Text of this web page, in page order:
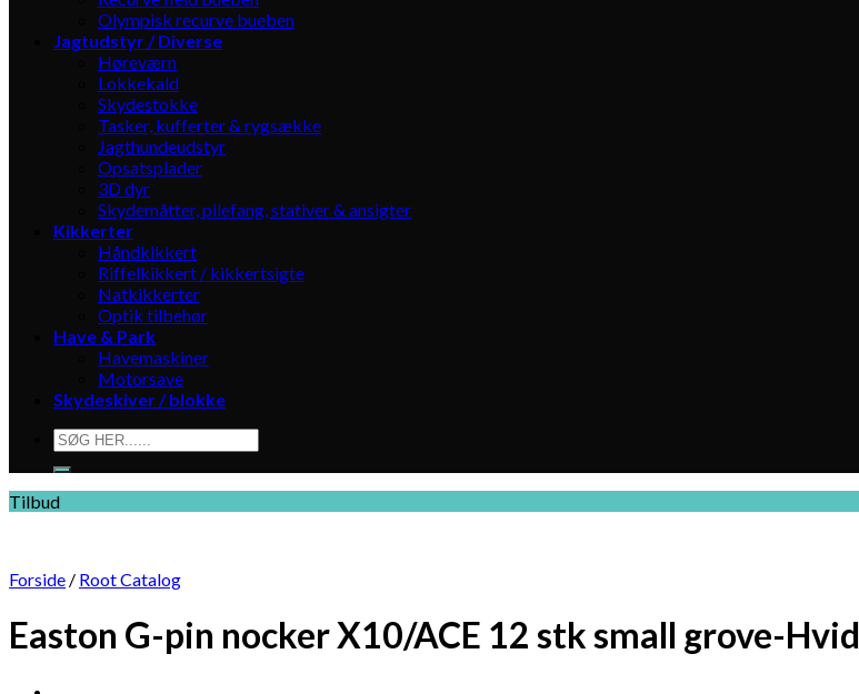
Olympisk recurve bueben
Jagtudstyr / Diverse
Høreværn
Lokkekald
Skydestokke
Tasker, kufferter & rygsække
Jagthundeudstyr
Opsatsplader
3D dyr
Skydemåtter, pilefang, stativer & ansigter
Kikkerter
Håndkikkert
Riffelkikkert / kikkertsigte
Natkikkerter
Optik tilbehør
Have & Park
Havemaskiner
Motorsave
Skydeskiver / blokke
Søg
efter:
Tilbud
Forside / Root Catalog
Easton G-pin nocker X10/ACE 12 stk small grove-Hvid